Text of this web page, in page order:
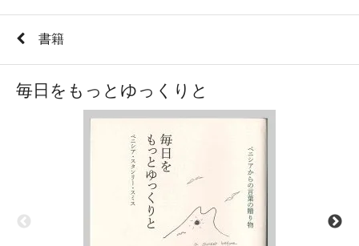
書籍
毎日をもっとゆっくりと